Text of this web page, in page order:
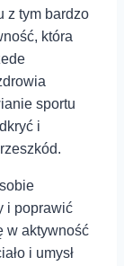
z tym bardzo
która
sportu
i
i poprawić
w aktywność
i umysł